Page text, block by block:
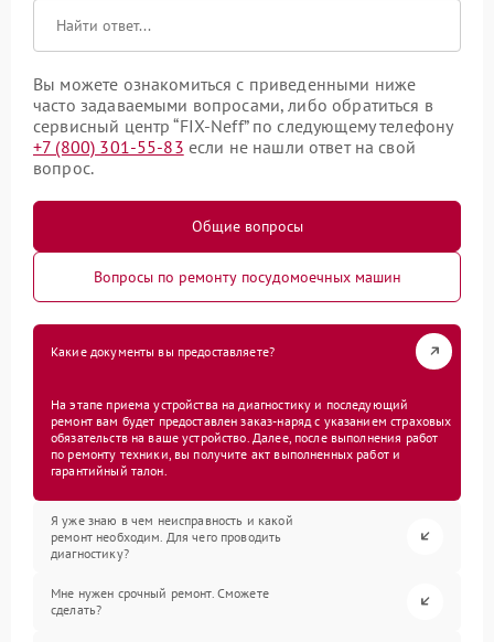
Вы можете ознакомиться с приведенными ниже
часто задаваемыми вопросами, либо обратиться в
сервисный центр “FIX-Neff” по следующему телефону
+7 (800) 301-55-83 если не нашли ответ на свой
вопрос.
Общие вопросы
Вопросы по ремонту посудомоечных машин
Какие документы вы предоставляете?
На этапе приема устройства на диагностику и последующий
ремонт вам будет предоставлен заказ-наряд с указанием страховых
обязательств на ваше устройство. Далее, после выполнения работ
по ремонту техники, вы получите акт выполненных работ и
гарантийный талон.
Я уже знаю в чем неисправность и какой
ремонт необходим. Для чего проводить
диагностику?
Мне нужен срочный ремонт. Сможете
сделать?